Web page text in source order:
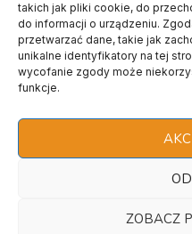
takich jak pliki cookie, do
do informacji o urządzeniu.
przetwarzać dane, takie jak
unikalne identyfikatory na tej
wycofanie zgody może
funkcje.
ZOBACZ